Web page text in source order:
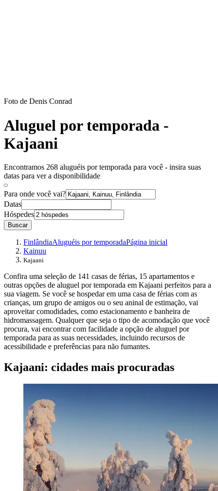
Foto de Denis Conrad
Aluguel por temporada -
Kajaani
Encontramos 268 aluguéis por temporada para você - insira suas
datas para ver a disponibilidade
Para onde você vai?
Datas
Hóspedes
Buscar
FinlândiaAluguéis por temporadaPágina inicial
Kainuu
Kajaani
Confira uma seleção de 141 casas de férias, 15 apartamentos e
outras opções de aluguel por temporada em Kajaani perfeitos para a
sua viagem. Se você se hospedar em uma casa de férias com as
crianças, um grupo de amigos ou o seu aninal de estimação, vai
aproveitar comodidades, como estacionamento e banheira de
hidromassagem. Qualquer que seja o tipo de acomodação que você
procura, vai encontrar com facilidade a opção de aluguel por
temporada para as suas necessidades, incluindo recursos de
acessibilidade e preferências para não fumantes.
Kajaani: cidades mais procuradas